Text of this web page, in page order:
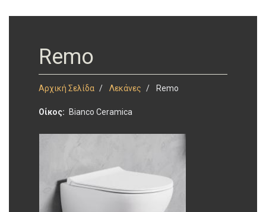
Remo
Αρχική Σελίδα Λεκάνες Remo
Οίκος Bianco Ceramica